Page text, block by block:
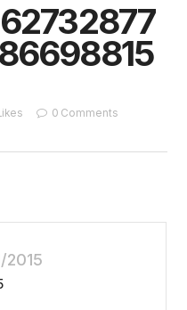
0 Comments
2015